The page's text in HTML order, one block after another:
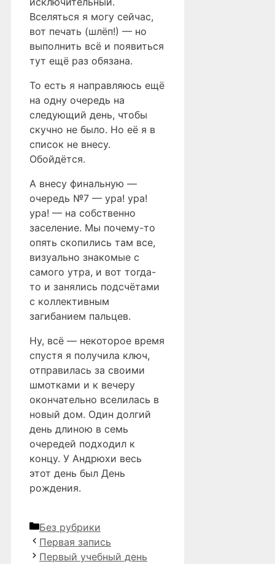
Вселяться я могу сейчас,
вот печать (шлёп!) — но
выполнить всё и появиться
тут ещё раз обязана.
То есть я направляюсь ещё
на одну очередь на
следующий день, чтобы
скучно не было. Но её я в
список не внесу.
Обойдётся.
А внесу финальную —
очередь №7 — ура! ура!
ура! — на собственно
заселение. Мы почему-то
опять скопились там все,
визуально знакомые с
самого утра, и вот тогда-
то и занялись подсчётами
с коллективным
загибанием пальцев.
Ну, всё — некоторое время
спустя я получила ключ,
отправилась за своими
шмотками и к вечеру
окончательно вселилась в
новый дом. Один долгий
день длиною в семь
очередей подходил к
концу. У Андрюхи весь
этот день был День
рождения.
Рубрики
Без рубрики
Первая запись
Первый учебный день